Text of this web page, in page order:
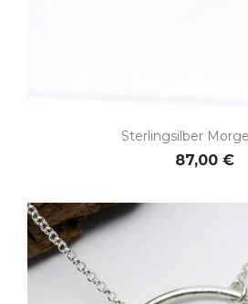
Sterlingsilber
87,00 €